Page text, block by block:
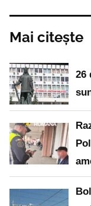
Mai citește
26